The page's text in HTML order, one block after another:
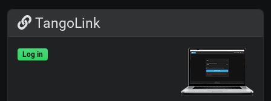
TangoLink
Log in